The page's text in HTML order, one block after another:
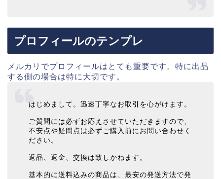
プロフィールのテンプレ
メルカリでプロフィールはとても重要です。特に出品
する側の場合は特に大切です。
はじめまして。迅速丁寧なお取引を心がけます。
ご質問には必ずお応えさせていただきますので、
不安点や疑問点は必ずご購入前にお問い合わせく
ださい。
返品、返金、交換は致しかねます。
基本的に送料込みの商品は、最安の発送方法で発